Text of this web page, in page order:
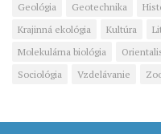
Geológia
Geotechnika
Krajinná ekológia
Kultúra
Molekulárna biológia
Sociológia
Vzdelávanie